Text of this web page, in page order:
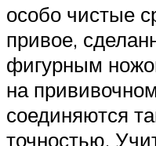
особо чистые
привое,
фигурным
на
соединяются
точностью.